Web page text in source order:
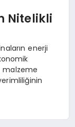
Nitelikli
enerji
malzeme